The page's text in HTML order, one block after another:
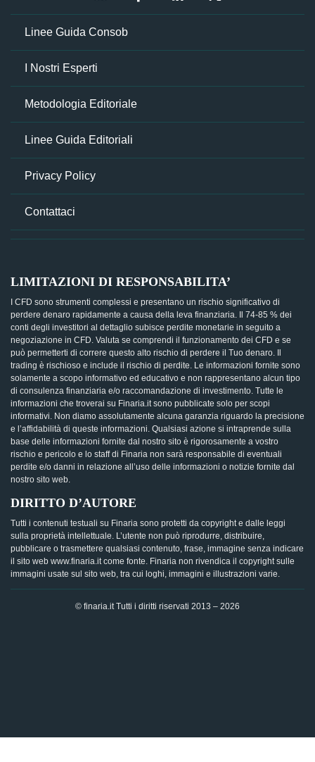
Linee Guida Consob
I Nostri Esperti
Metodologia Editoriale
Linee Guida Editoriali
Privacy Policy
Contattaci
LIMITAZIONI DI RESPONSABILITA’
I CFD sono strumenti complessi e presentano un rischio significativo di
perdere denaro rapidamente a causa della leva finanziaria. Il 74-85 % dei
conti degli investitori al dettaglio subisce perdite monetarie in seguito a
negoziazione in CFD. Valuta se comprendi il funzionamento dei CFD e se
può permetterti di correre questo alto rischio di perdere il Tuo denaro. Il
trading è rischioso e include il rischio di perdite. Le informazioni fornite sono
solamente a scopo informativo ed educativo e non rappresentano alcun tipo
di consulenza finanziaria e/o raccomandazione di investimento. Tutte le
informazioni che troverai su Finaria.it sono pubblicate solo per scopi
informativi. Non diamo assolutamente alcuna garanzia riguardo la precisione
e l’affidabilità di queste informazioni. Qualsiasi azione si intraprende sulla
base delle informazioni fornite dal nostro sito è rigorosamente a vostro
rischio e pericolo e lo staff di Finaria non sarà responsabile di eventuali
perdite e/o danni in relazione all’uso delle informazioni o notizie fornite dal
nostro sito web.
DIRITTO D’AUTORE
Tutti i contenuti testuali su Finaria sono protetti da copyright e dalle leggi
sulla proprietà intellettuale. L’utente non può riprodurre, distribuire,
pubblicare o trasmettere qualsiasi contenuto, frase, immagine senza indicare
il sito web www.finaria.it come fonte. Finaria non rivendica il copyright sulle
immagini usate sul sito web, tra cui loghi, immagini e illustrazioni varie.
© finaria.it Tutti i diritti riservati 2013 – 2026